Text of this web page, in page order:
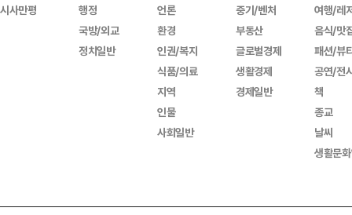
시사만평
행정
국방/외교
정치일반
언론
환경
인권/복지
식품/의료
지역
인물
사회일반
중기/벤처
부동산
글로벌경제
생활경제
경제일반
여행/레
음식/맛
패션/뷰
공연/전
책
종교
날씨
생활문